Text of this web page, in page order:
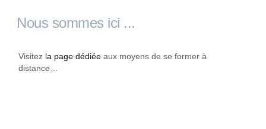
Nous sommes ici ...
Visitez la page dédiée aux moyens de se former à
distance…